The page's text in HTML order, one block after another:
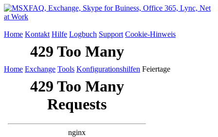
Home Kontakt Hilfe Logbuch Support Cookie-Hinweis
Home Exchange Tools Konfigurationshilfen Feiertage